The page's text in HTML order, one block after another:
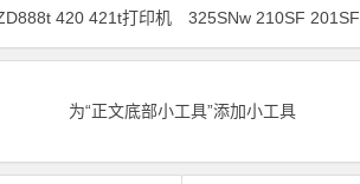
420 421t打印机
件安装
325SNw 210SF 201SF
330SN打印机驱动安装
为“正文底部小工具”添加小工具